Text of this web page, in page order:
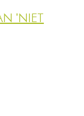
'NIET